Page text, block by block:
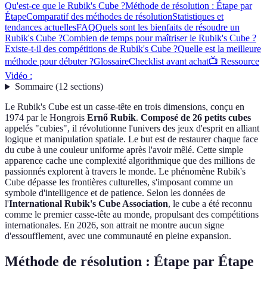
Qu'est-ce que le Rubik's Cube ?Méthode de résolution : Étape par
ÉtapeComparatif des méthodes de résolutionStatistiques et
tendances actuellesFAQQuels sont les bienfaits de résoudre un
Rubik's Cube ?Combien de temps pour maîtriser le Rubik's Cube ?
Existe-t-il des compétitions de Rubik's Cube ?Quelle est la meilleure
méthode pour débuter ?GlossaireChecklist avant achat📺 Ressource
Vidéo :
Sommaire(12 sections)
Le Rubik's Cube est un casse-tête en trois dimensions, conçu en
1974 par le Hongrois Ernő Rubik. Composé de 26 petits cubes
appelés "cubies", il révolutionne l'univers des jeux d'esprit en alliant
logique et manipulation spatiale. Le but est de restaurer chaque face
du cube à une couleur uniforme après l'avoir mêlé. Cette simple
apparence cache une complexité algorithmique que des millions de
passionnés explorent à travers le monde. Le phénomène Rubik's
Cube dépasse les frontières culturelles, s'imposant comme un
symbole d'intelligence et de patience. Selon les données de
l'International Rubik's Cube Association, le cube a été reconnu
comme le premier casse-tête au monde, propulsant des compétitions
internationales. En 2026, son attrait ne montre aucun signe
d'essoufflement, avec une communauté en pleine expansion.
Méthode de résolution : Étape par Étape